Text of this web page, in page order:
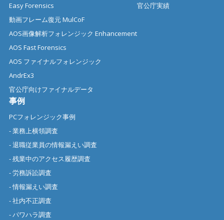
Easy Forensics
動画フレーム復元 MulCoF
AOS画像解析フォレンジック Enhancement
AOS Fast Forensics
AOS ファイナルフォレンジック
AndrEx3
官公庁向けファイナルデータ
官公庁実績
事例
PCフォレンジック事例
- 業務上横領調査
- 退職従業員の情報漏えい調査
- 残業中のアクセス履歴調査
- 労務訴訟調査
- 情報漏えい調査
- 社内不正調査
- パワハラ調査